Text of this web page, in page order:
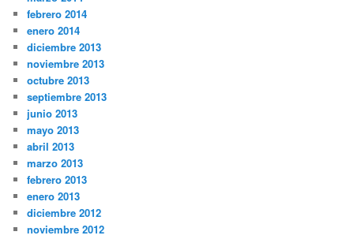
febrero 2014
enero 2014
diciembre 2013
noviembre 2013
octubre 2013
septiembre 2013
junio 2013
mayo 2013
abril 2013
marzo 2013
febrero 2013
enero 2013
diciembre 2012
noviembre 2012